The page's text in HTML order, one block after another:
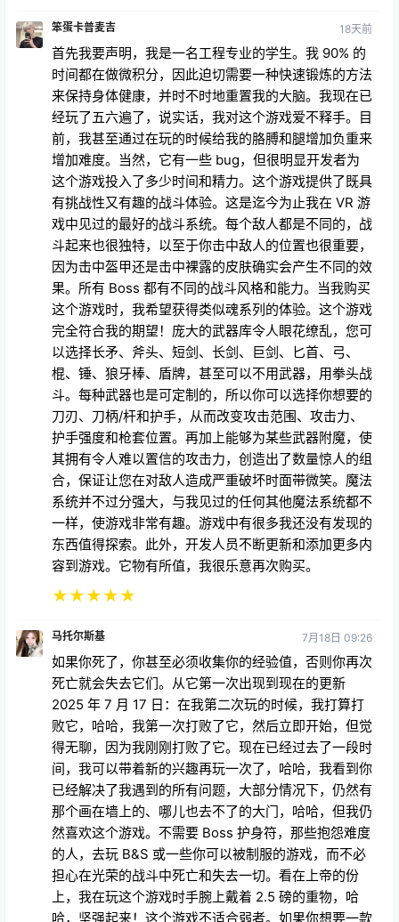
笨蛋卡普麦吉 18天前
首先我要声明，我是一名工程专业的学生。我 90% 的
时间都在做微积分，因此迫切需要一种快速锻炼的方法
来保持身体健康，并时不时地重置我的大脑。我现在已
经玩了五六遍了，说实话，我对这个游戏爱不释手。目
前，我甚至通过在玩的时候给我的胳膊和腿增加负重来
增加难度。当然，它有一些 bug，但很明显开发者为
这个游戏投入了多少时间和精力。这个游戏提供了既具
有挑战性又有趣的战斗体验。这是迄今为止我在 VR 游
戏中见过的最好的战斗系统。每个敌人都是不同的，战
斗起来也很独特，以至于你击中敌人的位置也很重要，
因为击中盔甲还是击中裸露的皮肤确实会产生不同的效
果。所有 Boss 都有不同的战斗风格和能力。当我购买
这个游戏时，我希望获得类似魂系列的体验。这个游戏
完全符合我的期望！庞大的武器库令人眼花缭乱，您可
以选择长矛、斧头、短剑、长剑、巨剑、匕首、弓、
棍、锤、狼牙棒、盾牌，甚至可以不用武器，用拳头战
斗。每种武器也是可定制的，所以你可以选择你想要的
刀刃、刀柄/杆和护手，从而改变攻击范围、攻击力、
护手强度和枪套位置。再加上能够为某些武器附魔，使
其拥有令人难以置信的攻击力，创造出了数量惊人的组
合，保证让您在对敌人造成严重破坏时面带微笑。魔法
系统并不过分强大，与我见过的任何其他魔法系统都不
一样，使游戏非常有趣。游戏中有很多我还没有发现的
东西值得探索。此外，开发人员不断更新和添加更多内
容到游戏。它物有所值，我很乐意再次购买。
★★★★★
马托尔斯基 7月18日 09:26
如果你死了，你甚至必须收集你的经验值，否则你再次
死亡就会失去它们。从它第一次出现到现在的更新
2025 年 7 月 17 日：在我第二次玩的时候，我打算打
败它，哈哈，我第一次打败了它，然后立即开始，但觉
得无聊，因为我刚刚打败了它。现在已经过去了一段时
间，我可以带着新的兴趣再玩一次了，哈哈，我看到你
已经解决了我遇到的所有问题，大部分情况下，仍然有
那个画在墙上的、哪儿也去不了的大门，哈哈，但我仍
然喜欢这个游戏。不需要 Boss 护身符，那些抱怨难度
的人，去玩 B&S 或一些你可以被制服的游戏，而不必
担心在光荣的战斗中死亡和失去一切。看在上帝的份
上，我在玩这个游戏时手腕上戴着 2.5 磅的重物，哈
哈，坚强起来！这个游戏不适合弱者。如果你想要一款